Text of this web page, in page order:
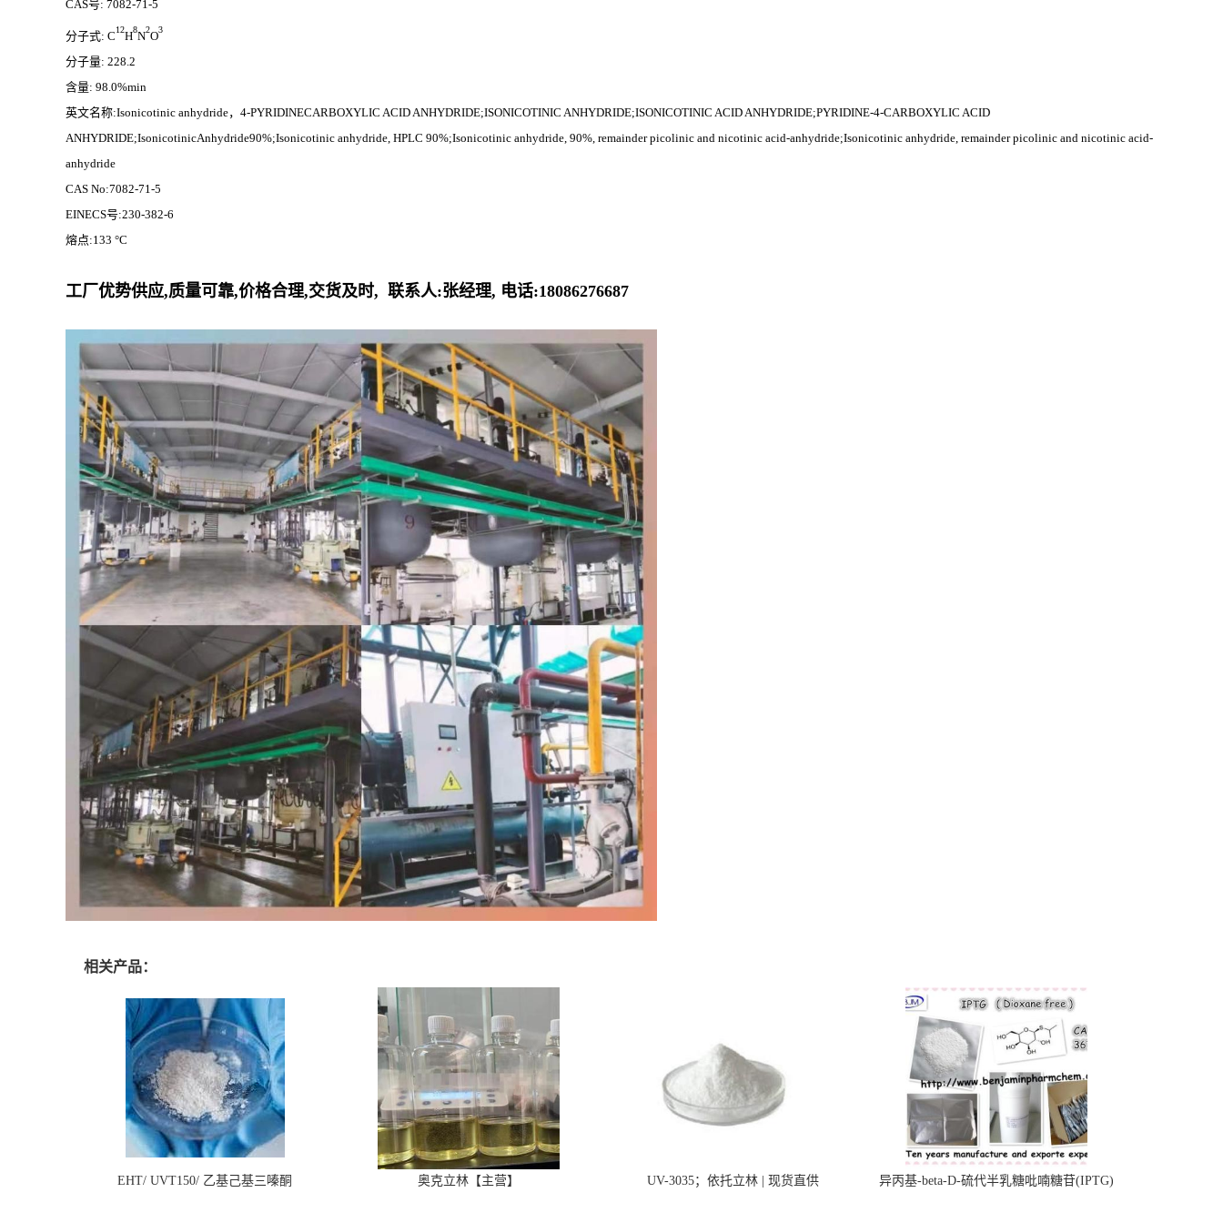
CAS号: 7082-71-5
分子式: C12H8N2O3
分子量: 228.2
含量: 98.0%min
英文名称:Isonicotinic anhydride，4-PYRIDINECARBOXYLIC ACID ANHYDRIDE;ISONICOTINIC ANHYDRIDE;ISONICOTINIC ACID ANHYDRIDE;PYRIDINE-4-CARBOXYLIC ACID
ANHYDRIDE;IsonicotinicAnhydride90%;Isonicotinic anhydride, HPLC 90%;Isonicotinic anhydride, 90%, remainder picolinic and nicotinic acid-anhydride;Isonicotinic anhydride, remainder picolinic and nicotinic acid-
anhydride
CAS No:7082-71-5
EINECS号:230-382-6
熔点:133 °C
工厂优势供应,质量可靠,价格合理,交货及时, 联系人:张经理, 电话:18086276687
相关产品：
EHT/ UVT150/ 乙基己基三嗪酮 奥克立林【主营】 UV-3035；依托立林 | 现货直供 异丙基-beta-D-硫代半乳糖吡喃糖苷(IPTG)